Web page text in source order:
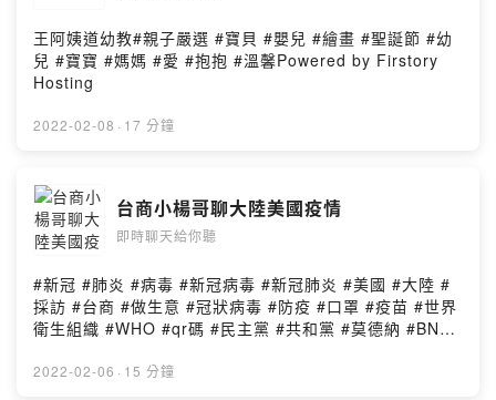
王阿姨道幼教#親子嚴選 #寶貝 #嬰兒 #繪畫 #聖誕節 #幼
兒 #寶寶 #媽媽 #愛 #抱抱 #溫馨Powered by Firstory
Hosting
2022-02-08 · 17 分鐘
台商小楊哥聊大陸美國疫情
即時聊天給你聽
#新冠 #肺炎 #病毒 #新冠病毒 #新冠肺炎 #美國 #大陸 #
採訪 #台商 #做生意 #冠狀病毒 #防疫 #口罩 #疫苗 #世界
衛生組織 #WHO #qr碼 #民主黨 #共和黨 #莫德納 #BNT
2022-02-06 · 15 分鐘